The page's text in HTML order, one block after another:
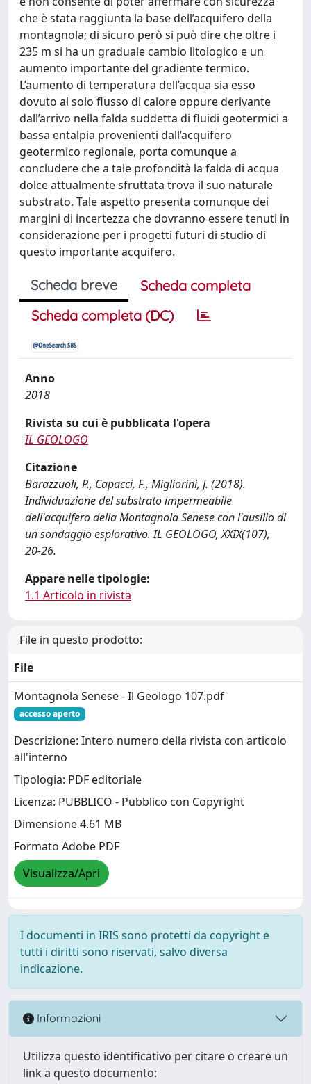
che è stata raggiunta la base dell’acquifero della
montagnola; di sicuro però si può dire che oltre i
235 m si ha un graduale cambio litologico e un
aumento importante del gradiente termico.
L’aumento di temperatura dell’acqua sia esso
dovuto al solo flusso di calore oppure derivante
dall’arrivo nella falda suddetta di fluidi geotermici a
bassa entalpia provenienti dall’acquifero
geotermico regionale, porta comunque a
concludere che a tale profondità la falda di acqua
dolce attualmente sfruttata trova il suo naturale
substrato. Tale aspetto presenta comunque dei
margini di incertezza che dovranno essere tenuti in
considerazione per i progetti futuri di studio di
questo importante acquifero.
Scheda breve
Scheda completa
Scheda completa (DC)
Anno
2018
Rivista su cui è pubblicata l'opera
IL GEOLOGO
Citazione
Barazzuoli, P., Capacci, F., Migliorini, J. (2018).
Individuazione del substrato impermeabile
dell'acquifero della Montagnola Senese con l'ausilio di
un sondaggio esplorativo. IL GEOLOGO, XXIX(107),
20-26.
Appare nelle tipologie:
1.1 Articolo in rivista
File in questo prodotto:
File
Montagnola Senese - Il Geologo 107.pdf
accesso aperto
Descrizione: Intero numero della rivista con articolo
all'interno
Tipologia: PDF editoriale
Licenza: PUBBLICO - Pubblico con Copyright
Dimensione 4.61 MB
Formato Adobe PDF
Visualizza/Apri
I documenti in IRIS sono protetti da copyright e
tutti i diritti sono riservati, salvo diversa
indicazione.
Informazioni
Utilizza questo identificativo per citare o creare un
link a questo documento: